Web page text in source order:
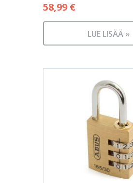
58,99 €
LUE LISÄÄ »